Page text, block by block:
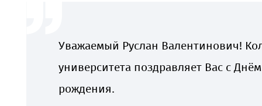
Уважаемый Руслан Валентинович!
университета поздравляет Вас с Днём
рождения.